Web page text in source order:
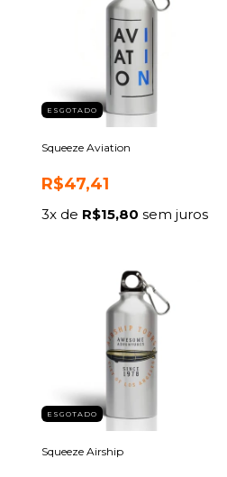
ESGOTADO
Squeeze Aviation
R$47,41
3x de R$15,80 sem juros
ESGOTADO
Squeeze Airship